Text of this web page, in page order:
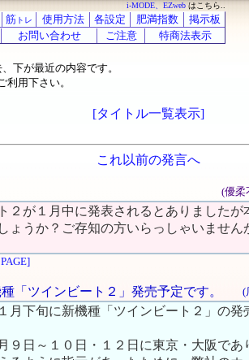
i-MODE、EZweb はこちら..
筋 トレ 使用方法 各設定 肥満指数
掲示板
お問い合わせ ご注意 特商法表示
下が最近の内容です。
利用下さい。
[タイトル一覧表示]
これ以前の発言へ
(優柔
２が１月中に発表されるとありました
ょうか？ご存知の方いらっしゃいません
「ツインビート２」発売予定です。 (
月下旬に新機種「ツインビート２」の発
９日～１０日・１２日に東京・大阪で